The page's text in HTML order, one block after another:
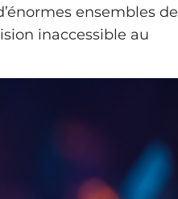
ensembles de
inaccessible au